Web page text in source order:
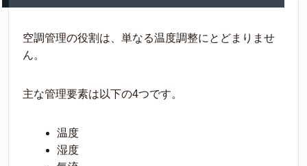
空調管理の役割は、単なる温度調整にとどまりませ
ん。
主な管理要素は以下の4つです。
温度
湿度